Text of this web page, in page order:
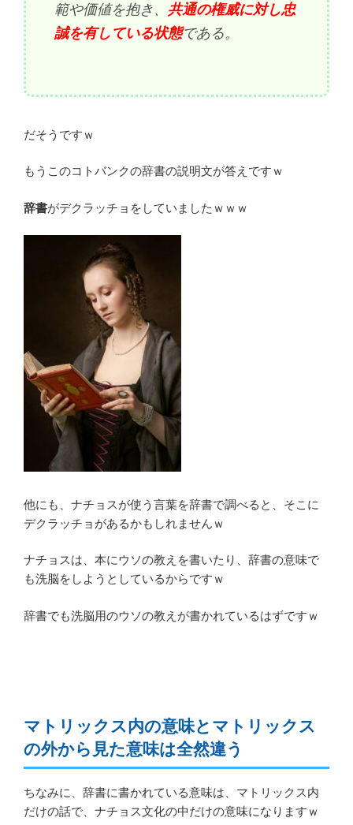
範や価値を抱き、 共通の権威に対し忠
誠を有している状態である。
だそうですｗ
もうこのコトバンクの辞書の説明文が答えですｗ
辞書がデクラッチョをしていましたｗｗｗ
他にも、ナチョスが使う言葉を辞書で調べると、そこに
デクラッチョがあるかもしれませんｗ
ナチョスは、本にウソの教えを書いたり、辞書の意味で
も洗脳をしようとしているからですｗ
辞書でも洗脳用のウソの教えが書かれているはずですｗ
マトリックス内の意味とマトリックス
の外から見た意味は全然違う
ちなみに、辞書に書かれている意味は、マトリックス内
だけの話で、ナチョス文化の中だけの意味になりますｗ